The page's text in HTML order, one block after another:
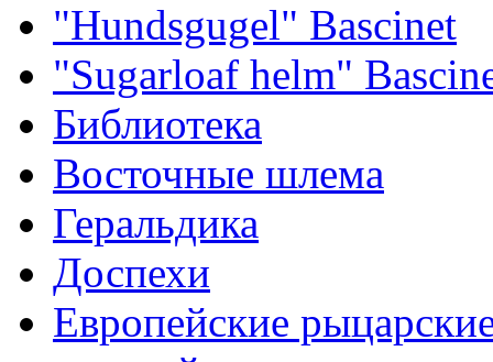
"Hundsgugel" Bascinet
"Sugarloaf helm"
Библиотека
Восточные шлема
Геральдика
Доспехи
Европейские